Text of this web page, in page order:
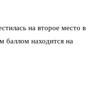
на второе место в
баллом находится на